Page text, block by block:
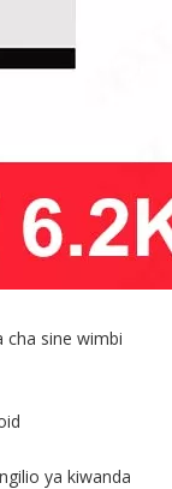
cha sine wimbi
ya kiwanda